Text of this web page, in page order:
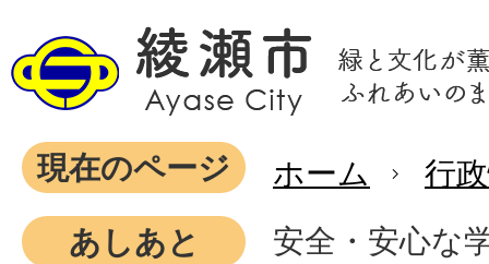
現在のページ ホーム
行
あしあと
安全・安心な